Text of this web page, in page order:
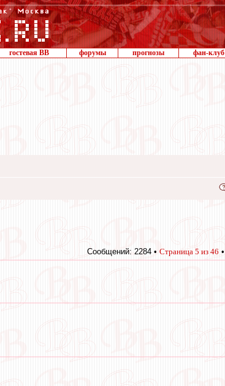
гостевая ВВ форумы прогнозы фан-клуб
Сообщений: 2284 • Страница 5 из 46 •